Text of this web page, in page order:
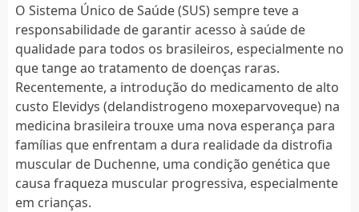
O Sistema Único de Saúde (SUS) sempre teve a
responsabilidade de garantir acesso à saúde de
qualidade para todos os brasileiros, especialmente no
que tange ao tratamento de doenças raras.
Recentemente, a introdução do medicamento de alto
custo Elevidys (delandistrogeno moxeparvoveque) na
medicina brasileira trouxe uma nova esperança para
famílias que enfrentam a dura realidade da distrofia
muscular de Duchenne, uma condição genética que
causa fraqueza muscular progressiva, especialmente
em crianças.